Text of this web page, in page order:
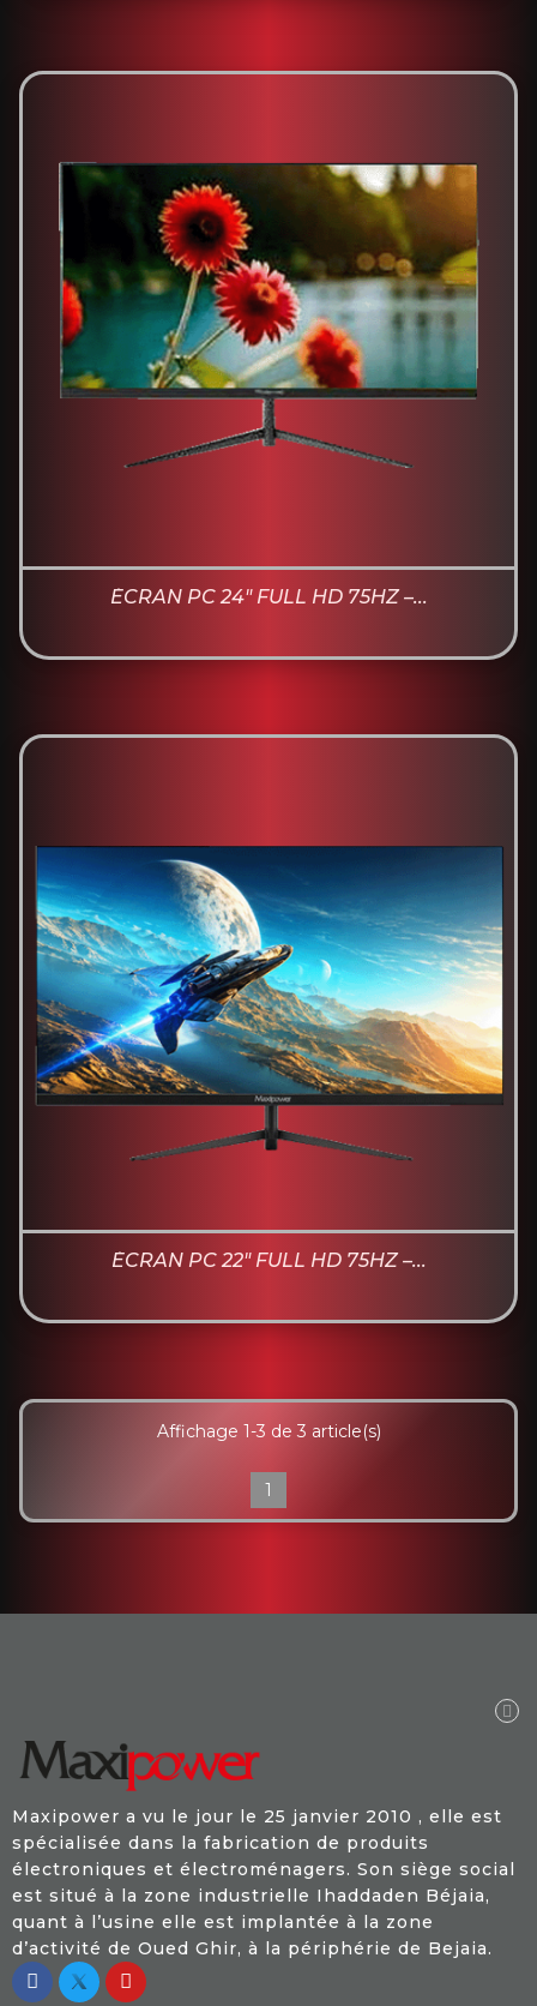
ÉCRAN PC 24" FULL HD 75HZ –...
ÉCRAN PC 22" FULL HD 75HZ –...
Affichage 1-3 de 3 article(s)
1
Maxipower a vu le jour le 25 janvier 2010 , elle est
spécialisée dans la fabrication de produits
électroniques et électroménagers. Son siège social
est situé à la zone industrielle Ihaddaden Béjaia,
quant à l’usine elle est implantée à la zone
d’activité de Oued Ghir, à la périphérie de Bejaia.